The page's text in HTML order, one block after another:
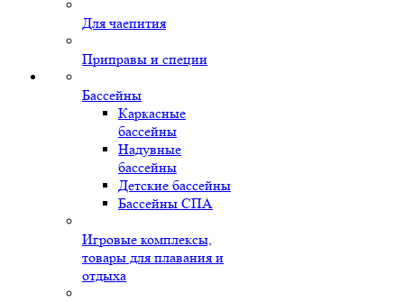
Для чаепития
Приправы и специи
Бассейны
Каркасные
бассейны
Надувные
бассейны
Детские бассейны
Бассейны СПА
Игровые комплексы,
товары для плавания и
отдыха